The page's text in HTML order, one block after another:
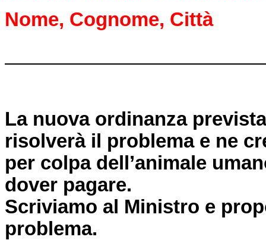
Nome, Cognome, Città
La nuova ordinanza
risolverà il problema e ne
per colpa dell’animale
dover pagare.
Scriviamo al Ministro e
problema.